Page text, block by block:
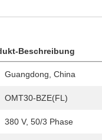
Beschreibung
Guangdong, China
OMT30-BZE(FL)
380 V, 50/3 Phase